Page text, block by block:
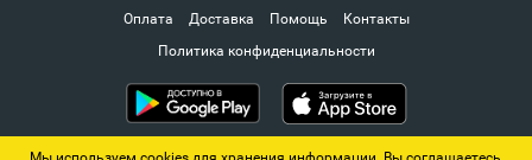
Оплата Доставка Помощь
Контакты
Политика конфиденциальности